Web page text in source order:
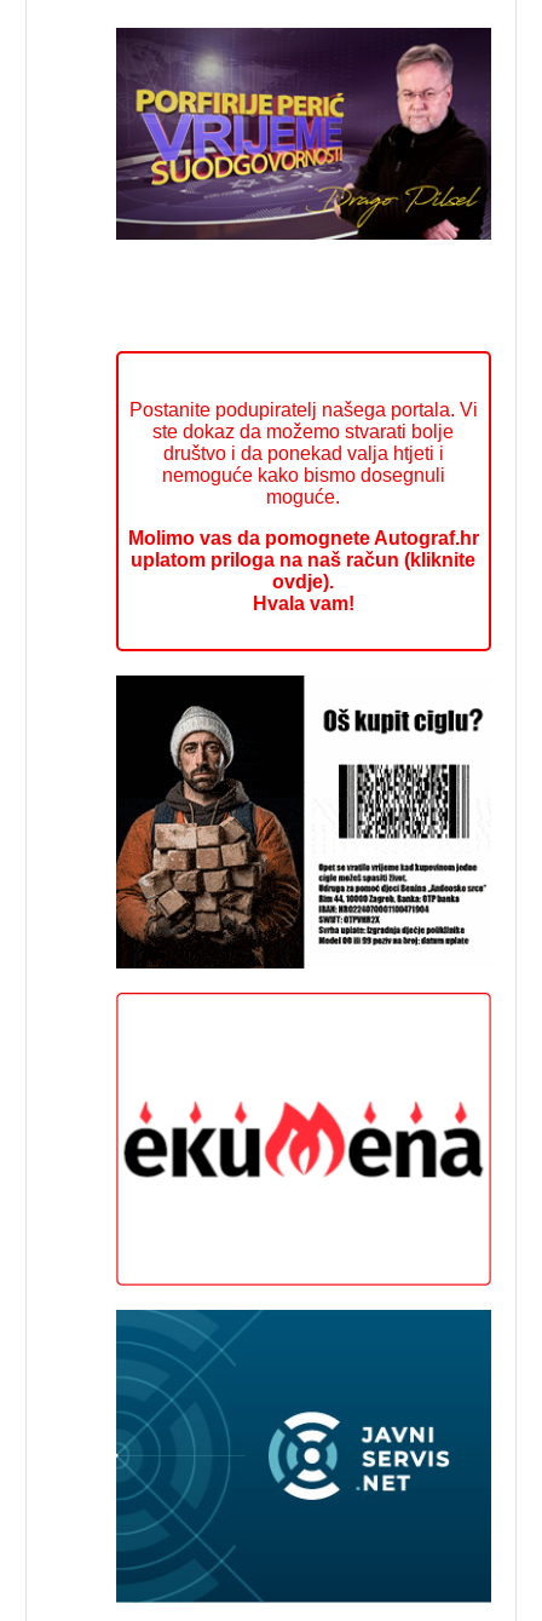
Postanite podupiratelj našega portala. Vi
ste dokaz da možemo stvarati bolje
društvo i da ponekad valja htjeti i
nemoguće kako bismo dosegnuli
moguće.
Molimo vas da pomognete Autograf.hr
uplatom priloga na naš račun (kliknite
ovdje).
Hvala vam!